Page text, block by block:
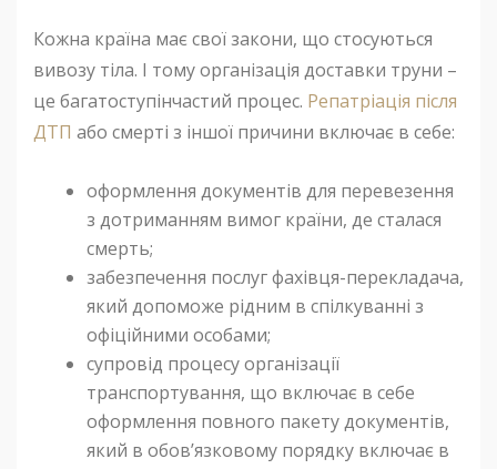
Кожна країна має свої закони, що стосуються
вивозу тіла. І тому організація доставки труни –
це багатоступінчастий процес. Репатріація після
ДТП або смерті з іншої причини включає в себе:
оформлення документів для перевезення
з дотриманням вимог країни, де сталася
смерть;
забезпечення послуг фахівця-перекладача,
який допоможе рідним в спілкуванні з
офіційними особами;
супровід процесу організації
транспортування, що включає в себе
оформлення повного пакету документів,
який в обов’язковому порядку включає в